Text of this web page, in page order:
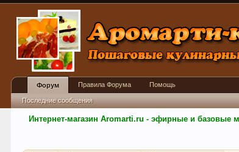
Интернет-магазин Aromarti.ru - эфирные и
Форум
Последние сообщения
Правила Форума Помощь